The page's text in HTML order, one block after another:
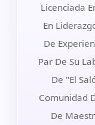
Licenciada
En
De
Par De Su
De "El
Comunidad
De